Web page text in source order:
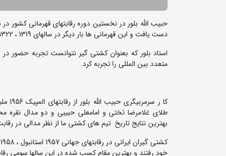
دست یافت و این قهرمانی ها بار دیگر در سالهای 1319 ، 1322 و 1323 توسط این کشتی گیر قدرتمند تکرار شد.
متعدد بین المللی را تجربه کرد.
کا
طلای غلامرضا تختی و امامعلی حبیبی و دو مدال
بهترین نتایج تاریخ تیم های کشتی ما از نظر مدالی در
خود رفتند و بهترین مقام کسب شده در این سالها سومی رقابتهای جهانی